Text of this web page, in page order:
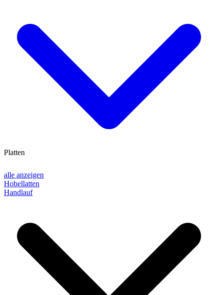
alle anzeigen
Hobellatten
Handlauf
Platten